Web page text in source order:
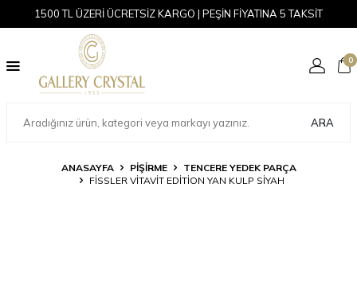
1500 TL ÜZERİ ÜCRETSİZ KARGO | PEŞİN FİYATINA 5 TAKSİT
ARA
0
ANASAYFA PİŞİRME
TENCERE YEDEK PARÇA
FISSLER VITAVIT EDITION YAN KULP SIYAH